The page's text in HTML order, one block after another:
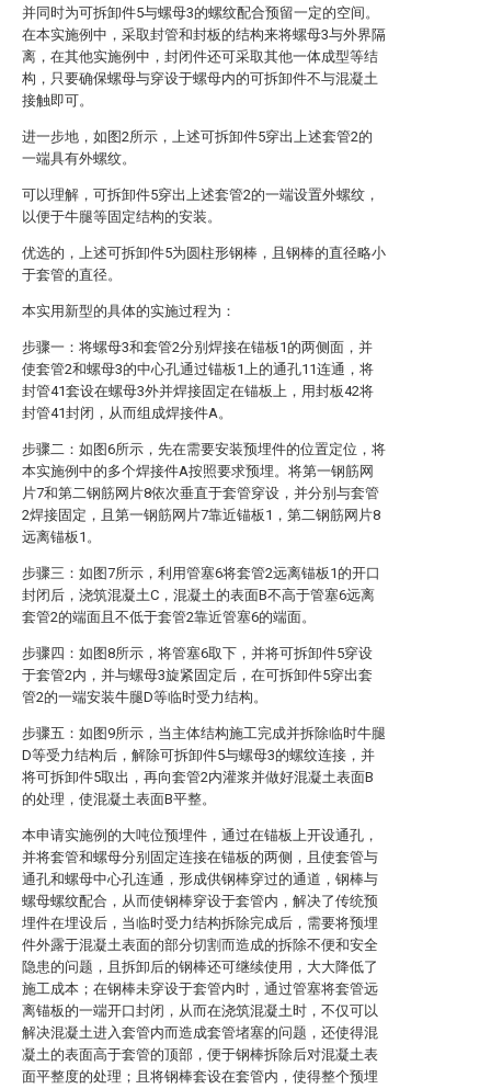
并同时为可拆卸件5与螺母3的螺纹配合预留一定的空间。
在本实施例中，采取封管和封板的结构来将螺母3与外界隔
离，在其他实施例中，封闭件还可采取其他一体成型等结
构，只要确保螺母与穿设于螺母内的可拆卸件不与混凝土
接触即可。
进一步地，如图2所示，上述可拆卸件5穿出上述套管2的
一端具有外螺纹。
可以理解，可拆卸件5穿出上述套管2的一端设置外螺纹，
以便于牛腿等固定结构的安装。
优选的，上述可拆卸件5为圆柱形钢棒，且钢棒的直径略小
于套管的直径。
本实用新型的具体的实施过程为：
步骤一：将螺母3和套管2分别焊接在锚板1的两侧面，并
使套管2和螺母3的中心孔通过锚板1上的通孔11连通，将
封管41套设在螺母3外并焊接固定在锚板上，用封板42将
封管41封闭，从而组成焊接件A。
步骤二：如图6所示，先在需要安装预埋件的位置定位，将
本实施例中的多个焊接件A按照要求预埋。将第一钢筋网
片7和第二钢筋网片8依次垂直于套管穿设，并分别与套管
2焊接固定，且第一钢筋网片7靠近锚板1，第二钢筋网片8
远离锚板1。
步骤三：如图7所示，利用管塞6将套管2远离锚板1的开口
封闭后，浇筑混凝土C，混凝土的表面B不高于管塞6远离
套管2的端面且不低于套管2靠近管塞6的端面。
步骤四：如图8所示，将管塞6取下，并将可拆卸件5穿设
于套管2内，并与螺母3旋紧固定后，在可拆卸件5穿出套
管2的一端安装牛腿D等临时受力结构。
步骤五：如图9所示，当主体结构施工完成并拆除临时牛腿
D等受力结构后，解除可拆卸件5与螺母3的螺纹连接，并
将可拆卸件5取出，再向套管2内灌浆并做好混凝土表面B
的处理，使混凝土表面B平整。
本申请实施例的大吨位预埋件，通过在锚板上开设通孔，
并将套管和螺母分别固定连接在锚板的两侧，且使套管与
通孔和螺母中心孔连通，形成供钢棒穿过的通道，钢棒与
螺母螺纹配合，从而使钢棒穿设于套管内，解决了传统预
埋件在埋设后，当临时受力结构拆除完成后，需要将预埋
件外露于混凝土表面的部分切割而造成的拆除不便和安全
隐患的问题，且拆卸后的钢棒还可继续使用，大大降低了
施工成本；在钢棒未穿设于套管内时，通过管塞将套管远
离锚板的一端开口封闭，从而在浇筑混凝土时，不仅可以
解决混凝土进入套管内而造成套管堵塞的问题，还使得混
凝土的表面高于套管的顶部，便于钢棒拆除后对混凝土表
面平整度的处理；且将钢棒套设在套管内，使得整个预埋